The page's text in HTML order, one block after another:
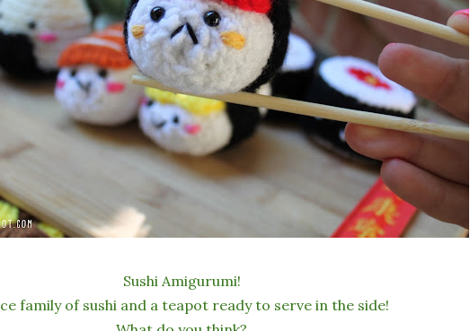
Sushi Amigurumi!
family of sushi and a teapot ready to serve in the side!